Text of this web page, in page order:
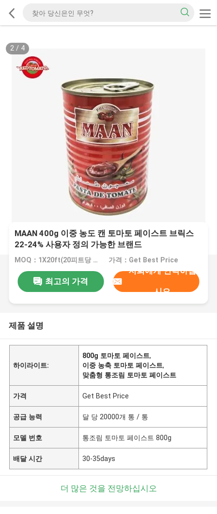
2/ 4
MAAN 400g 이중 농도 캔 토마토 페이스트 브릭스
22-24% 사용자 정의 가능한 브랜드
MOQ：1X20ft(20피트당 20톤) 가격：Get Best Price
최고의 가격
저희에게 연락하십
시오
제품 설명
하이라이트:
800g 토마토 페이스트,
이중 농축 토마토 페이스트,
맞춤형 통조림 토마토 페이스트
가격 Get Best Price
공급 능력 달 당 20000개 통 / 통
모델 번호 통조림 토마토 페이스트 800g
배달 시간 30-35days
더 많은 것을 전망하십시오